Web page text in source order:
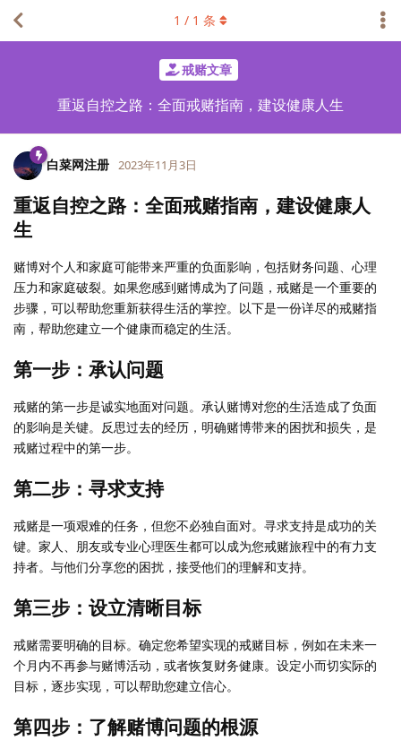
戒赌文章
重返自控之路：全面戒赌指南，建设健康人生
1 / 1 条
白菜网注册 2023年11月3日
重返自控之路：全面戒赌指南，建设健康人
生
赌博对个人和家庭可能带来严重的负面影响，包括财务问题、心理
压力和家庭破裂。如果您感到赌博成为了问题，戒赌是一个重要的
步骤，可以帮助您重新获得生活的掌控。以下是一份详尽的戒赌指
南，帮助您建立一个健康而稳定的生活。
第一步：承认问题
戒赌的第一步是诚实地面对问题。承认赌博对您的生活造成了负面
的影响是关键。反思过去的经历，明确赌博带来的困扰和损失，是
戒赌过程中的第一步。
第二步：寻求支持
戒赌是一项艰难的任务，但您不必独自面对。寻求支持是成功的关
键。家人、朋友或专业心理医生都可以成为您戒赌旅程中的有力支
持者。与他们分享您的困扰，接受他们的理解和支持。
第三步：设立清晰目标
戒赌需要明确的目标。确定您希望实现的戒赌目标，例如在未来一
个月内不再参与赌博活动，或者恢复财务健康。设定小而切实际的
目标，逐步实现，可以帮助您建立信心。
第四步：了解赌博问题的根源